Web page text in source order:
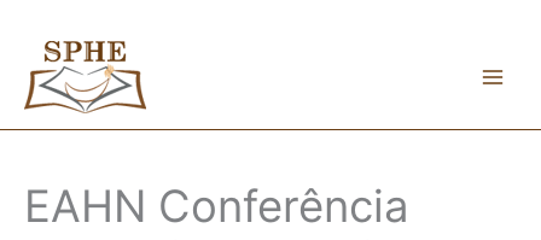
content
EAHN Conferência